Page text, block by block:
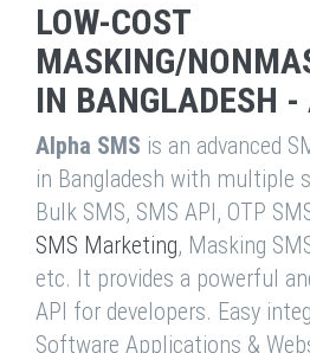
LOW-COST
MASKING/
IN BANGLADESH
Alpha SMS is an advanced
in Bangladesh with multiple
Bulk SMS, SMS API, OTP
SMS Marketing, Masking
etc. It provides a powerful
API for developers. Easy
Software Applications &